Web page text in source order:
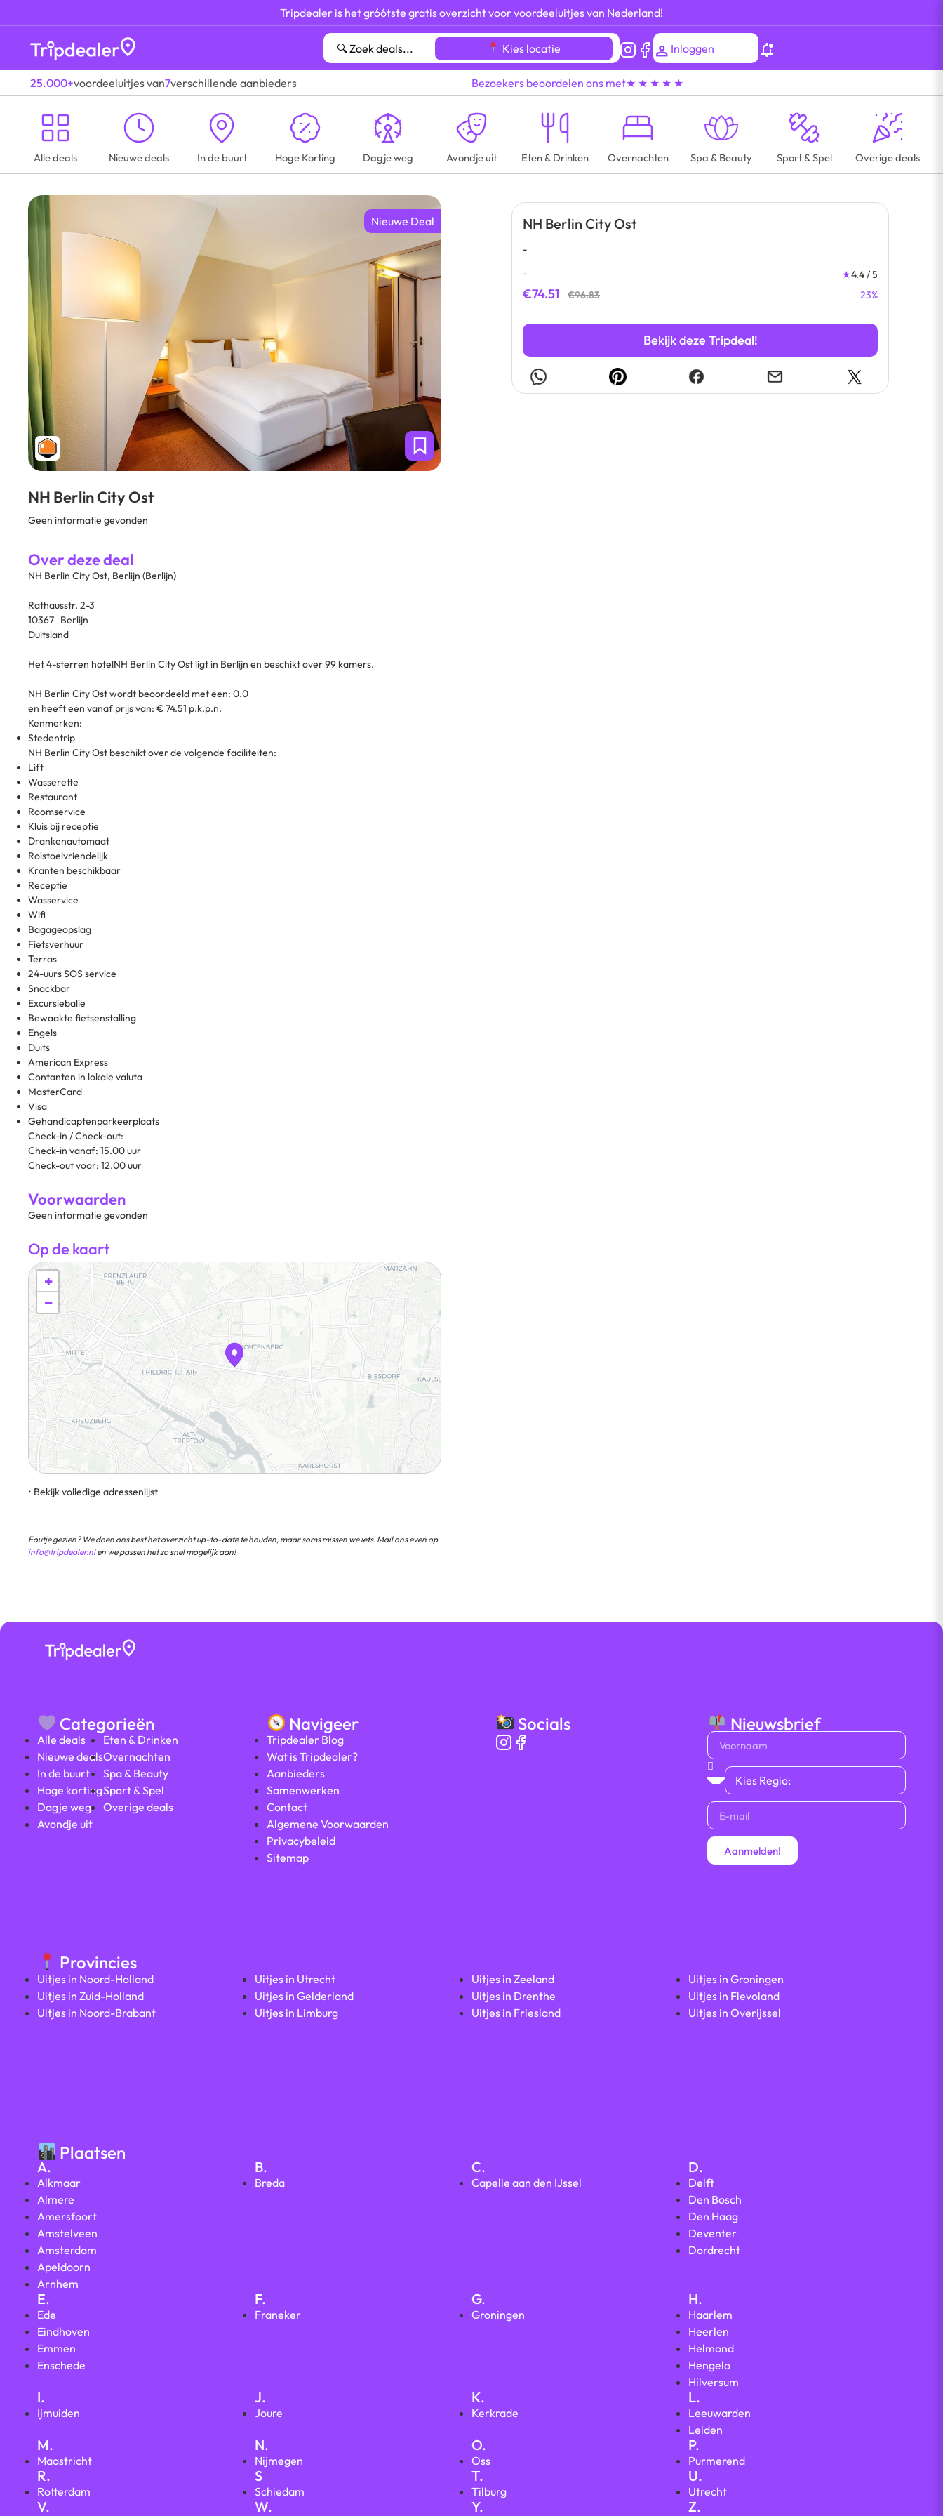
Tripdealer is het gróótste gratis overzicht voor voordeeluitjes van Nederland!
Kies locatie Inloggen
25.000+voordeeluitjes van7verschillende aanbieders Bezoekers beoordelen ons met★ ★ ★ ★ ★
Alle deals Nieuwe deals In de buurt Hoge Korting Dagje weg Avondje uit Eten & Drinken Overnachten Spa & Beauty Sport & Spel Overige deals
Nieuwe Deal
NH Berlin City Ost
Geen informatie gevonden
Over deze deal
NH Berlin City Ost, Berlijn (Berlijn)
Rathausstr. 2-3
10367 Berlijn
Duitsland
Het 4-sterren hotelNH Berlin City Ost ligt in Berlijn en beschikt over 99 kamers.
NH Berlin City Ost wordt beoordeeld met een: 0.0
en heeft een vanaf prijs van: € 74.51 p.k.p.n.
Kenmerken:
Stedentrip
NH Berlin City Ost beschikt over de volgende faciliteiten:
Lift
Wasserette
Restaurant
Roomservice
Kluis bij receptie
Drankenautomaat
Rolstoelvriendelijk
Kranten beschikbaar
Receptie
Wasservice
Wifi
Bagageopslag
Fietsverhuur
Terras
24-uurs SOS service
Snackbar
Excursiebalie
Bewaakte fietsenstalling
Engels
Duits
American Express
Contanten in lokale valuta
MasterCard
Visa
Gehandicaptenparkeerplaats
Check-in / Check-out:
Check-in vanaf: 15.00 uur
Check-out voor: 12.00 uur
Voorwaarden
Geen informatie gevonden
Op de kaart
+
−
• Bekijk volledige adressenlijst
Foutje gezien? We doen ons best het overzicht up-to-date te houden, maar soms missen we iets. Mail ons even op
info@tripdealer.nlen we passen het zo snel mogelijk aan!
NH Berlin City Ost
-
-
€74.51 €96.83
★4.4 / 5
23%
Bekijk deze Tripdeal!
Categorieën
Alle deals
Nieuwe deals
In de buurt
Hoge korting
Dagje weg
Avondje uit
Eten & Drinken
Overnachten
Spa & Beauty
Sport & Spel
Overige deals
Navigeer
Tripdealer Blog
Wat is Tripdealer?
Aanbieders
Samenwerken
Contact
Algemene Voorwaarden
Privacybeleid
Sitemap
Socials Nieuwsbrief
Aanmelden!
Provincies
Uitjes in Noord-Holland
Uitjes in Zuid-Holland
Uitjes in Noord-Brabant
Uitjes in Utrecht
Uitjes in Gelderland
Uitjes in Limburg
Uitjes in Zeeland
Uitjes in Drenthe
Uitjes in Friesland
Uitjes in Groningen
Uitjes in Flevoland
Uitjes in Overijssel
Plaatsen
A.
Alkmaar
Almere
Amersfoort
Amstelveen
Amsterdam
Apeldoorn
Arnhem
B.
Breda
C.
Capelle aan den IJssel
D.
Delft
Den Bosch
Den Haag
Deventer
Dordrecht
E.
Ede
Eindhoven
Emmen
Enschede
F.
Franeker
G.
Groningen
H.
Haarlem
Heerlen
Helmond
Hengelo
Hilversum
I.
Ijmuiden
J.
Joure
K.
Kerkrade
L.
Leeuwarden
Leiden
M.
Maastricht
N.
Nijmegen
O.
Oss
P.
Purmerend
R.
Rotterdam
S
Schiedam
T.
Tilburg
U.
Utrecht
V. W. Y. Z.